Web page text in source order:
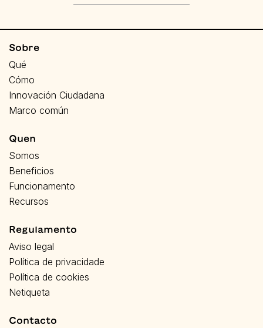
Sobre
Qué
Cómo
Innovación Ciudadana
Marco común
Quen
Somos
Beneficios
Funcionamento
Recursos
Regulamento
Aviso legal
Política de privacidade
Política de cookies
Netiqueta
Contacto